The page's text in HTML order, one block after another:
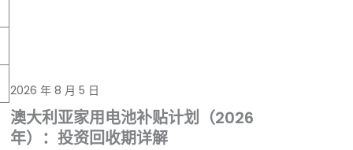
2026 年 8 月 5 日
澳大利亚家用电池补贴计划（2026
年）：投资回收期详解